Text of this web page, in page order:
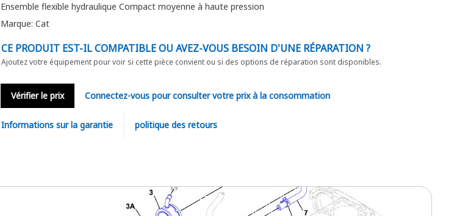
Ensemble flexible hydraulique Compact moyenne à haute pression
Marque: Cat
CE PRODUIT EST-IL COMPATIBLE OU AVEZ-VOUS BESOIN D'UNE RÉPARATION ?
Ajoutez votre équipement pour voir si cette pièce convient ou si des options de réparation sont disponibles.
Vérifier le prix Connectez-vous pour consulter votre prix à la consommation
Informations sur la garantie politique des retours